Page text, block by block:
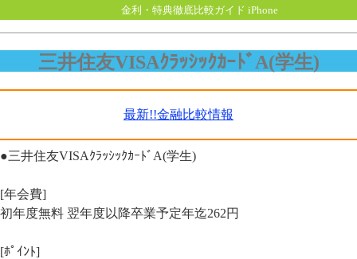
金利・特典徹底比較ガイド iPhone
三井住友VISAｸﾗｯｼｯｸｶｰﾄﾞA(学生)
最新!!金融比較情報
●三井住友VISAｸﾗｯｼｯｸｶｰﾄﾞA(学生)
[年会費]
初年度無料 翌年度以降卒業予定年迄262円
[ﾎﾟｲﾝﾄ]